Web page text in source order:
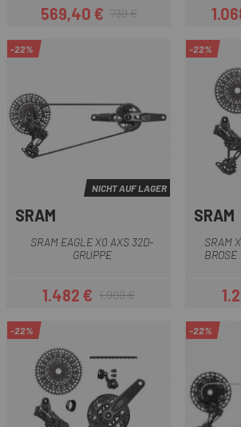
Preis
569,40 €Regulärer Preis
730 €
-22%
NICHT AUF LAGER
SRAM
SRAM EAGLE X0 AXS 32D-
GRUPPE
Preis
1.482 €Regulärer Preis
1.900 €
-22%
SRAM
SRAM
BROSE
-22% -22%